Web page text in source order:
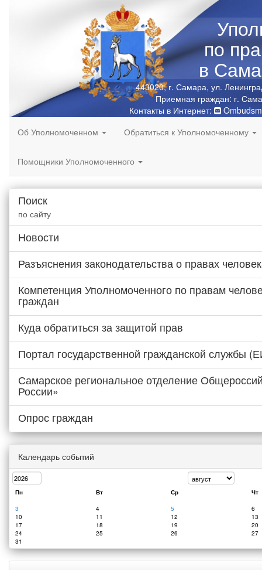
по
в
443020, г. Самара, ул.
Приемная граждан: г.
Контакты в Интернет:
Об Уполномоченном
Обратиться к Уполномоченному
Помощники Уполномоченного
Поиск
по сайту
Новости
Разъяснения законодательства о правах
Компетенция Уполномоченного по правам
граждан
Куда обратиться за защитой прав
Портал государственной гражданской службы
Самарское региональное отделение
России»
Опрос граждан
Календарь событий
Пн Вт Ср
Чт
3
4 5
6
10
11 12
13
17
18 19
20
24
25 26
27
31